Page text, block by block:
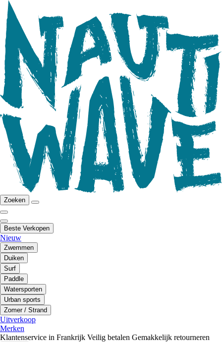
Zoeken
Beste Verkopen
Nieuw
Zwemmen
Duiken
Surf
Paddle
Watersporten
Urban sports
Zomer / Strand
Uitverkoop
Merken
Klantenservice in Frankrijk Veilig betalen Gemakkelijk retourneren